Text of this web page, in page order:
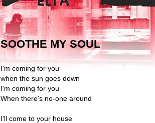
SOOTHE MY SOUL
I'm coming for you
when the sun goes down
I'm coming for you
When there's no-one around
I'll come to your house